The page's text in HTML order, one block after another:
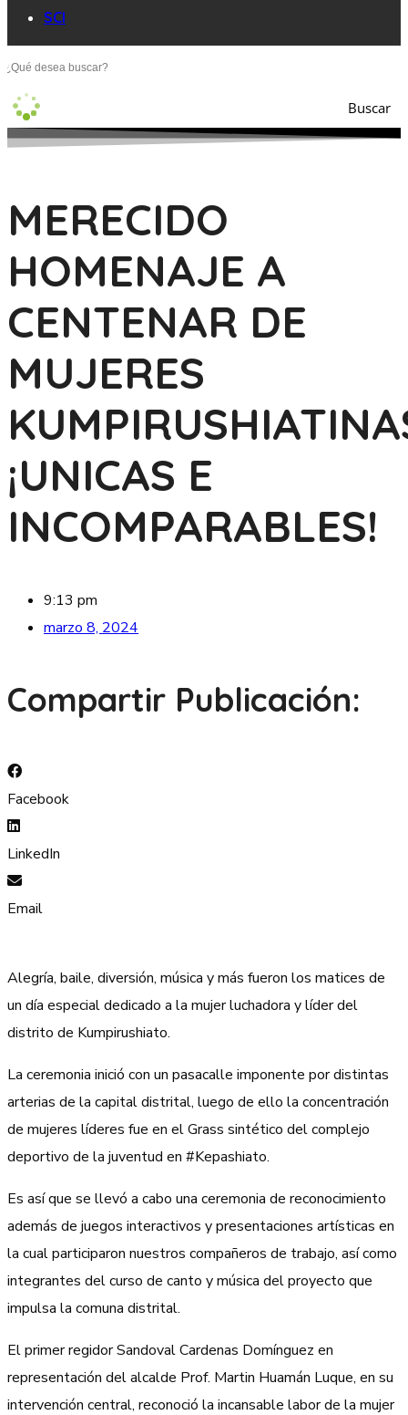
SCI
Buscar
MERECIDO
HOMENAJE A
CENTENAR DE
MUJERES
¡UNICAS E
INCOMPARABLES!
9:13 pm
marzo 8, 2024
Compartir Publicación:
Facebook
LinkedIn
Email
Alegría, baile, diversión, música y más fueron los matices de
un día especial dedicado a la mujer luchadora y líder del
distrito de Kumpirushiato.
La ceremonia inició con un pasacalle imponente por distintas
arterias de la capital distrital, luego de ello la concentración
de mujeres líderes fue en el Grass sintético del complejo
deportivo de la juventud en #Kepashiato.
Es así que se llevó a cabo una ceremonia de reconocimiento
además de juegos interactivos y presentaciones artísticas en
la cual participaron nuestros compañeros de trabajo, así como
integrantes del curso de canto y música del proyecto que
impulsa la comuna distrital.
El primer regidor Sandoval Cardenas Domínguez en
representación del alcalde Prof. Martin Huamán Luque, en su
intervención central, reconoció la incansable labor de la mujer